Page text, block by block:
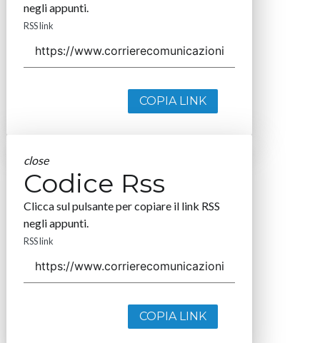
negli appunti.
RSS link
COPIA LINK
close
Codice Rss
Clicca sul pulsante per copiare il link RSS
negli appunti.
RSS link
COPIA LINK